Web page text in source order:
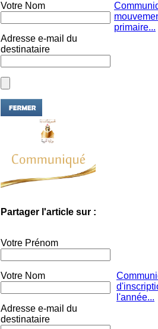
Votre Nom
Adresse e-mail du
destinataire
primaire...
Partager l'article sur :
Votre Prénom
Votre Nom
Adresse e-mail du
destinataire
l'année...